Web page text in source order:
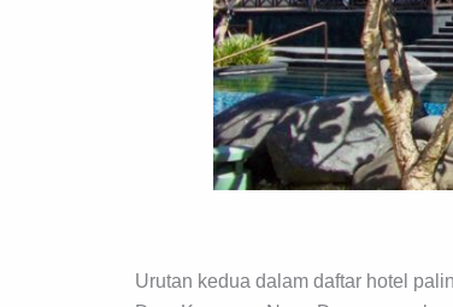
Urutan kedua dalam daftar hotel